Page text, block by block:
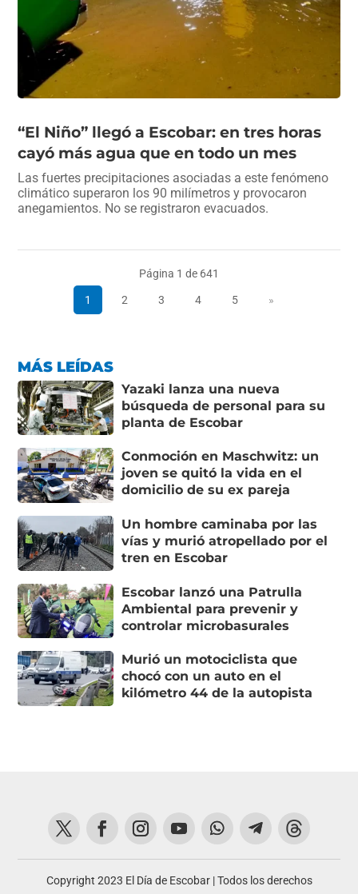
“El Niño” llegó a Escobar: en tres horas
cayó más agua que en todo un mes
Las fuertes precipitaciones asociadas a este fenómeno
climático superaron los 90 milímetros y provocaron
anegamientos. No se registraron evacuados.
Página 1 de 641
1 2 3 4 5 »
MÁS LEÍDAS
Yazaki lanza una nueva
búsqueda de personal para su
planta de Escobar
Conmoción en Maschwitz: un
joven se quitó la vida en el
domicilio de su ex pareja
Un hombre caminaba por las
vías y murió atropellado por el
tren en Escobar
Escobar lanzó una Patrulla
Ambiental para prevenir y
controlar microbasurales
Murió un motociclista que
chocó con un auto en el
kilómetro 44 de la autopista
Copyright 2023 El Día de Escobar | Todos los derechos